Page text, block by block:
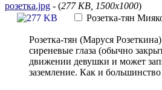
розетка.jpg - (277 KB, 1500x1000)
Розетка-тян
Розетка-тян (Маруся
сиреневые глаза (обычно
движении девушки и может
заземление. Как и